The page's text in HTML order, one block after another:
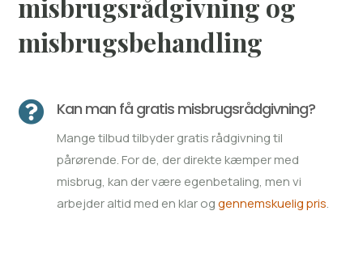
misbrugsrådgivning og
misbrugsbehandling
 Kan man få gratis misbrugsrådgivning?
Mange tilbud tilbyder gratis rådgivning til
pårørende. For de, der direkte kæmper med
misbrug, kan der være egenbetaling, men vi
arbejder altid med en klar oggennemskuelig pris.